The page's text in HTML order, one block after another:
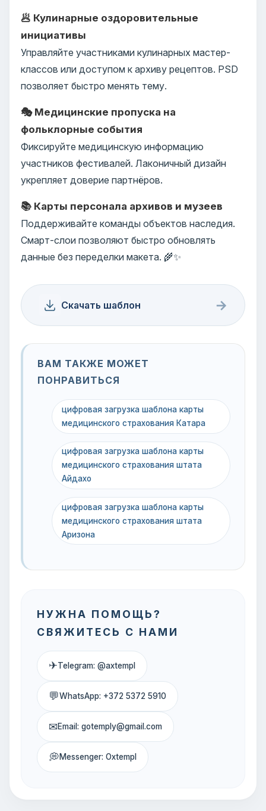
🥟 Кулинарные оздоровительные
инициативы
Управляйте участниками кулинарных мастер-
классов или доступом к архиву рецептов. PSD
позволяет быстро менять тему.
🎭 Медицинские пропуска на
фольклорные события
Фиксируйте медицинскую информацию
участников фестивалей. Лаконичный дизайн
укрепляет доверие партнёров.
📚 Карты персонала архивов и музеев
Поддерживайте команды объектов наследия.
Смарт-слои позволяют быстро обновлять
данные без переделки макета. 🌾✨
Скачать шаблон →
ВАМ ТАКЖЕ МОЖЕТ
ПОНРАВИТЬСЯ
цифровая загрузка шаблона карты
медицинского страхования Катара
цифровая загрузка шаблона карты
медицинского страхования штата
Айдахо
цифровая загрузка шаблона карты
медицинского страхования штата
Аризона
НУЖНА ПОМОЩЬ?
СВЯЖИТЕСЬ С НАМИ
✈Telegram: @axtempl
💬WhatsApp: +372 5372 5910
✉Email: gotemply@gmail.com
💭Messenger: Oxtempl